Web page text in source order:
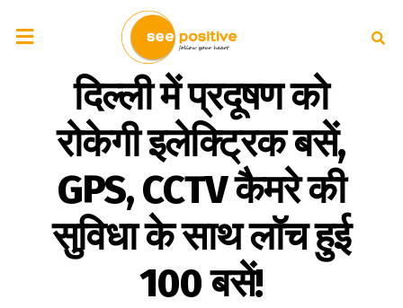
दिल्ली में प्रदूषण को
रोकेगी इलेक्ट्रिक बसें,
GPS, CCTV कैमरे की
सुविधा के साथ लॉच हुई
100 बसें!